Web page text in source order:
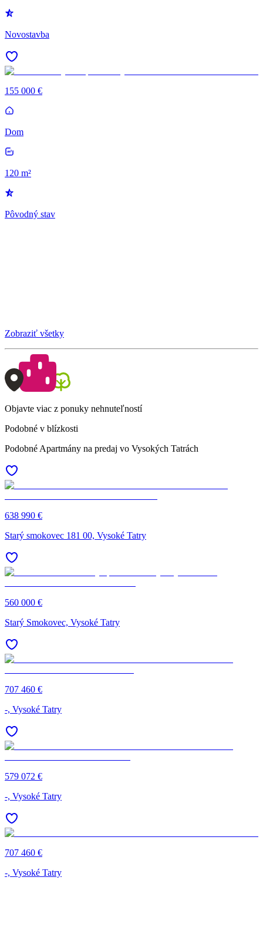
Novostavba
155 000 €
Dom
120 m²
Pôvodný stav
Zobraziť všetky
Objavte viac z ponuky nehnuteľností
Podobné v blízkosti
Podobné Apartmány na predaj vo Vysokých Tatrách
638 990 €
Starý smokovec 181 00, Vysoké Tatry
560 000 €
Starý Smokovec, Vysoké Tatry
707 460 €
-, Vysoké Tatry
579 072 €
-, Vysoké Tatry
707 460 €
-, Vysoké Tatry